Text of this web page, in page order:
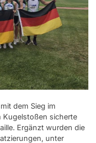
dem Sieg im
Kugelstoßen sicherte
Ergänzt wurden die
unter